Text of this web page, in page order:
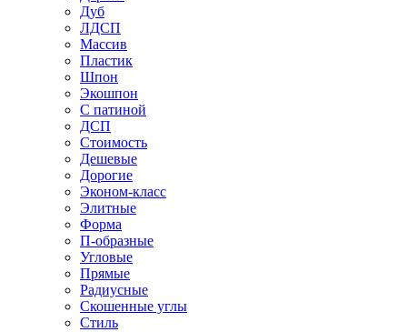
Дуб
ЛДСП
Массив
Пластик
Шпон
Экошпон
С патиной
ДСП
Стоимость
Дешевые
Дорогие
Эконом-класс
Элитные
Форма
П-образные
Угловые
Прямые
Радиусные
Скошенные углы
Стиль